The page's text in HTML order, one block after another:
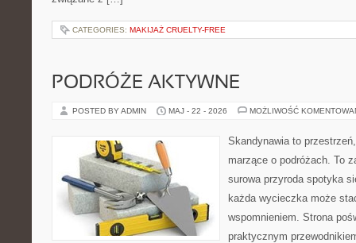
CATEGORIES: MAKIJAŻ CRUELTY-FREE
PODRÓŻE AKTYWNE
POSTED BY ADMIN MAJ - 22 - 2026 MOŻLIWOŚĆ
Skandynawia to
marzące o podróżach. To
surowa przyroda spotyka
każda wycieczka może
wspomnieniem. Strona
praktycznym